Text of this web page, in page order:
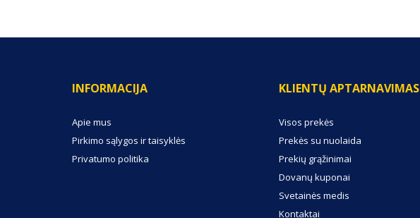
INFORMACIJA
Apie mus
Pirkimo sąlygos ir taisyklės
Privatumo politika
KLIENTŲ APTARNAVIMAS
Visos prekės
Prekės su nuolaida
Prekių grąžinimai
Dovanų kuponai
Svetainės medis
Kontaktai